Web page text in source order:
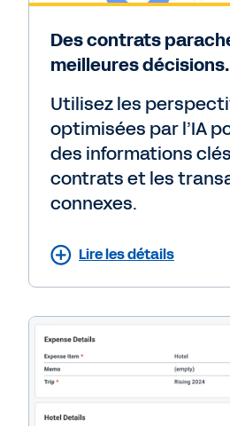
Des contrats
meilleures décisions.
Utilisez les
optimisées par l’IA
des informations
contrats et les
connexes.
Lire les détails